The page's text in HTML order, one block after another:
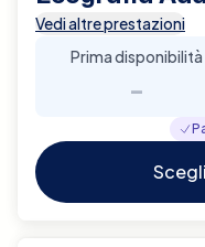
Vedi altre prestazioni
Prima disponibilità
-